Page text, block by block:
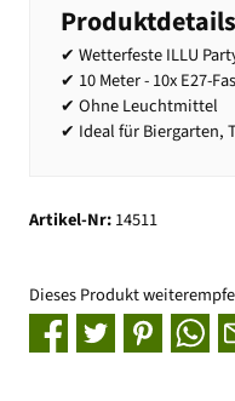
Produktdetails
✔ Wetterfeste ILLU
✔ 10 Meter - 10x E27-
✔ Ohne Leuchtmittel
✔ Ideal für Biergarten,
Artikel-Nr:14511
Dieses Produkt